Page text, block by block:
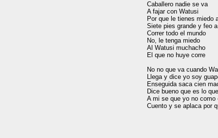
Caballero nadie se va
A fajar con Watusi
Por que le tienes miedo
Siete pies grande y feo a
Correr todo el mundo
No, le tenga miedo
Al Watusi muchacho
El que no huye corre
No no que va cuando
Llega y dice yo soy
Enseguida saca cien
Dice bueno que es lo
A mi se que yo no como
Cuento y se aplaca por